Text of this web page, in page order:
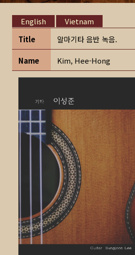
English
Vietnam
Title
알마기타 음반 녹음.
Name Kim, Hee-Hong